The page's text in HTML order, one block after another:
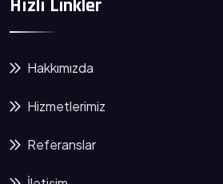
Hızlı Linkler
Hakkımızda
Hizmetlerimiz
Referanslar